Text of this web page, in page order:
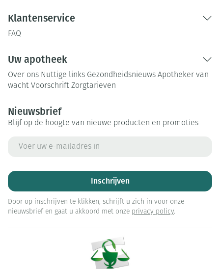
Klantenservice
FAQ
Uw apotheek
Over ons Nuttige links Gezondheidsnieuws Apotheker van
wacht Voorschrift Zorgtarieven
Nieuwsbrief
Blijf op de hoogte van nieuwe producten en promoties
Inschrijven
Door op inschrijven te klikken, schrijft u zich in voor onze
nieuwsbrief en gaat u akkoord met onze privacy policy.